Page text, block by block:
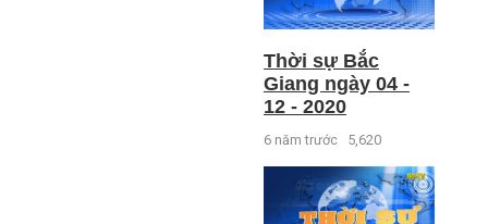
Thời sự Bắc
Giang ngày 04 -
12 - 2020
6 năm trước 5,620